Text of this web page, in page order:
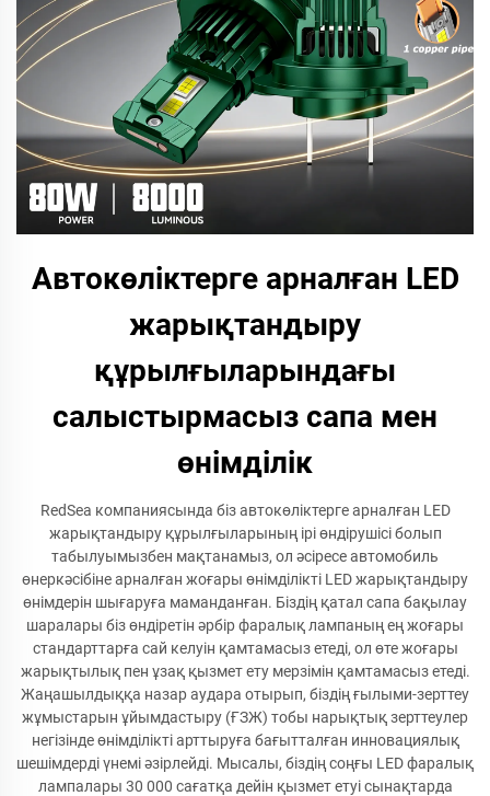
Автокөліктерге арналған LED
жарықтандыру
құрылғыларындағы
салыстырмасыз сапа мен
өнімділік
RedSea компаниясында біз автокөліктерге арналған LED
жарықтандыру құрылғыларының ірі өндірушісі болып
табылуымызбен мақтанамыз, ол әсіресе автомобиль
өнеркәсібіне арналған жоғары өнімділікті LED жарықтандыру
өнімдерін шығаруға маманданған. Біздің қатал сапа бақылау
шаралары біз өндіретін әрбір фаралық лампаның ең жоғары
стандарттарға сай келуін қамтамасыз етеді, ол өте жоғары
жарықтылық пен ұзақ қызмет ету мерзімін қамтамасыз етеді.
Жаңашылдыққа назар аудара отырып, біздің ғылыми-зерттеу
жұмыстарын ұйымдастыру (ҒЗЖ) тобы нарықтық зерттеулер
негізінде өнімділікті арттыруға бағытталған инновациялық
шешімдерді үнемі әзірлейді. Мысалы, біздің соңғы LED фаралық
лампалары 30 000 сағатқа дейін қызмет етуі сынақтарда